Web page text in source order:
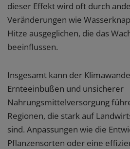
dieser Effekt wird oft durch
Veränderungen wie
Hitze ausgeglichen, die das
beeinflussen.
Insgesamt kann der
Ernteeinbußen und unsicherer
Nahrungsmittelversorgung
Regionen, die stark auf
sind. Anpassungen wie die
Pflanzensorten oder eine